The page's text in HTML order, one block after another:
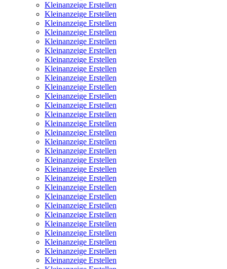
Kleinanzeige Erstellen
Kleinanzeige Erstellen
Kleinanzeige Erstellen
Kleinanzeige Erstellen
Kleinanzeige Erstellen
Kleinanzeige Erstellen
Kleinanzeige Erstellen
Kleinanzeige Erstellen
Kleinanzeige Erstellen
Kleinanzeige Erstellen
Kleinanzeige Erstellen
Kleinanzeige Erstellen
Kleinanzeige Erstellen
Kleinanzeige Erstellen
Kleinanzeige Erstellen
Kleinanzeige Erstellen
Kleinanzeige Erstellen
Kleinanzeige Erstellen
Kleinanzeige Erstellen
Kleinanzeige Erstellen
Kleinanzeige Erstellen
Kleinanzeige Erstellen
Kleinanzeige Erstellen
Kleinanzeige Erstellen
Kleinanzeige Erstellen
Kleinanzeige Erstellen
Kleinanzeige Erstellen
Kleinanzeige Erstellen
Kleinanzeige Erstellen